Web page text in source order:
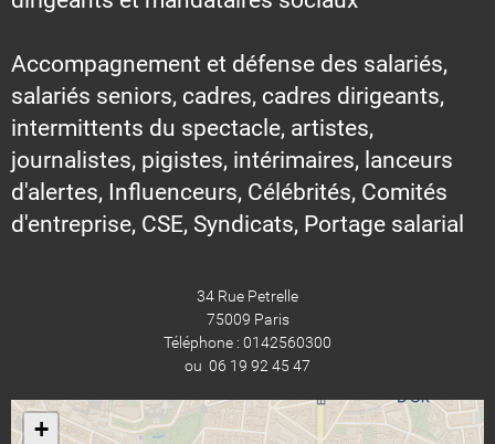
Accompagnement et défense des salariés,
salariés seniors, cadres, cadres dirigeants,
intermittents du spectacle, artistes,
journalistes, pigistes, intérimaires, lanceurs
d'alertes, Influenceurs, Célébrités, Comités
d'entreprise, CSE, Syndicats, Portage salarial
34 Rue Petrelle
75009 Paris
Téléphone : 0142560300
ou 06 19 92 45 47
+